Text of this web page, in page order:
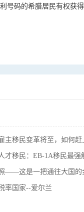
号码的希腊居民有权获
主移民变革将至，如何赶
才移民：EB-1A移民最强
率国家--爱尔兰